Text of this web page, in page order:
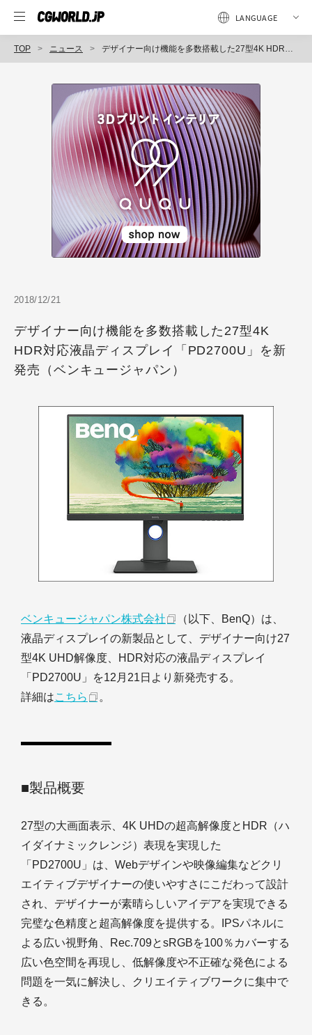
TOP ニュース デザイナー向け機能を多数搭載した27型4K HDR対応液晶ディスプレイ「PD2700U」を新発売（ベンキュージャパン）
2018/12/21
デザイナー向け機能を多数搭載した27型4K
HDR対応液晶ディスプレイ「PD2700U」を新
発売（ベンキュージャパン）
ベンキュージャパン株式会社
（以下、BenQ）は、
液晶ディスプレイの新製品として、デザイナー向け27
型4K UHD解像度、HDR対応の液晶ディスプレイ
「PD2700U」を12月21日より新発売する。
詳細はこちら 。
■製品概要
27型の大画面表示、4K UHDの超高解像度とHDR（ハ
イダイナミックレンジ）表現を実現した
「PD2700U」は、Webデザインや映像編集などクリ
エイティブデザイナーの使いやすさにこだわって設計
され、デザイナーが素晴らしいアイデアを実現できる
完璧な色精度と超高解像度を提供する。IPSパネルに
よる広い視野角、Rec.709とsRGBを100％カバーする
広い色空間を再現し、低解像度や不正確な発色による
問題を一気に解決し、クリエイティブワークに集中で
きる。